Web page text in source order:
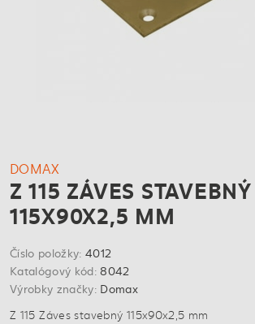
DOMAX
Z 115 ZÁVES STAVEBNÝ
115X90X2,5 MM
Číslo položky: 4012
Katalógový kód:8042
Výrobky značky: Domax
Z 115 Záves stavebný 115x90x2,5 mm